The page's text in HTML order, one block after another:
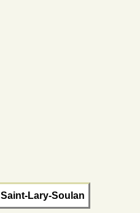
Saint-Lary-Soulan